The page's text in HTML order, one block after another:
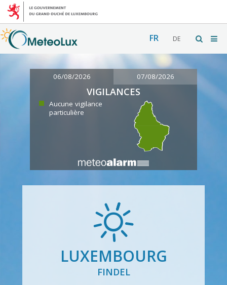
FR DE
06/08/2026 07/08/2026
VIGILANCES
Aucune vigilance
particulière
LUXEMBOURG
FINDEL